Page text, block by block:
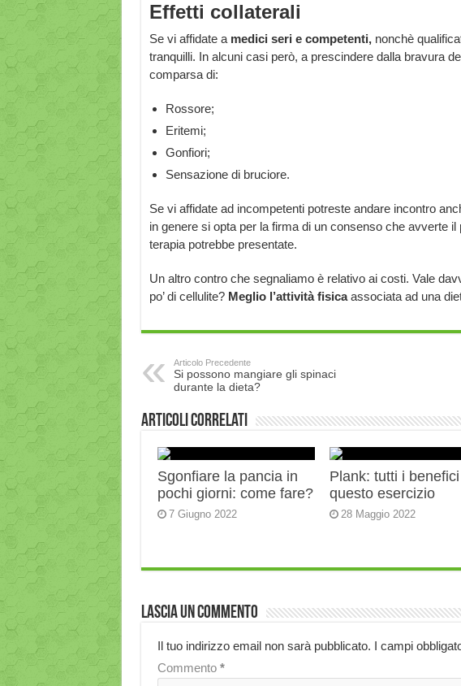
Effetti collaterali
Se vi affidate a medici seri e competenti,nonchè
tranquilli. In alcuni casi però, a prescindere dalla bravura
comparsa di:
Rossore;
Eritemi;
Gonfiori;
Sensazione di bruciore.
Se vi affidate ad incompetenti potreste andare incontro
in genere si opta per la firma di un consenso che avverte
terapia potrebbe presentate.
Un altro contro che segnaliamo è relativo ai costi. Vale
po’ di cellulite? Meglio l’attività fisicaassociata ad una
Articolo Precedente
Si possono mangiare gli spinaci
durante la dieta?
Articoli correlati
Sgonfiare la pancia in
pochi giorni: come fare?
7 Giugno 2022
Plank: tutti i
questo esercizio
28 Maggio 2022
Lascia un commento
Il tuo indirizzo email non sarà pubblicato. I campi
Commento *